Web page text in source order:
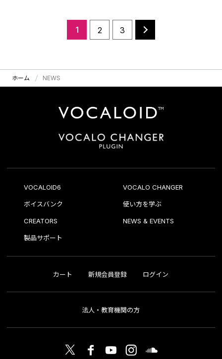
1 2 3
ホーム NEWS
VOCALOID6 VOCALO CHANGER
ボイスバンク 使い方を学ぶ
CREATORS NEWS & EVENTS
製品サポート
カート 新規会員登録 ログイン
法人・教育機関の方